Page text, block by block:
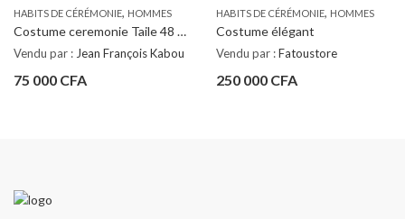
HABITS DE CÉRÉMONIE, HOMMES
Costume ceremonie Taile 48 à vider
Vendu par : Jean François Kabou
75 000 CFA
HABITS DE CÉRÉMONIE, HOMMES
Costume élégant
Vendu par :Fatoustore
250 000 CFA